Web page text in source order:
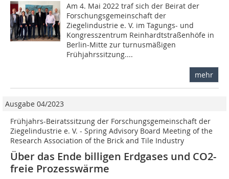
Am 4. Mai 2022 traf sich der Beirat der
Forschungsgemeinschaft der
Ziegelindustrie e. V. im Tagungs- und
Kongresszentrum Reinhardtstraßenhöfe in
Berlin-Mitte zur turnusmäßigen
Frühjahrssitzung....
mehr
Ausgabe 04/2023
Frühjahrs-Beiratssitzung der Forschungsgemeinschaft der
Ziegelindustrie e. V. - Spring Advisory Board Meeting of the
Research Association of the Brick and Tile Industry
Über das Ende billigen Erdgases und CO2-
freie Prozesswärme